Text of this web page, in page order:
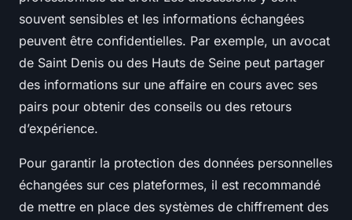
souvent sensibles et les informations échangées
peuvent être confidentielles. Par exemple, un avocat
de Saint Denis ou des Hauts de Seine peut partager
des informations sur une affaire en cours avec ses
pairs pour obtenir des conseils ou des retours
d’expérience.
Pour garantir la protection des données personnelles
échangées sur ces plateformes, il est recommandé
de mettre en place des systèmes de chiffrement des